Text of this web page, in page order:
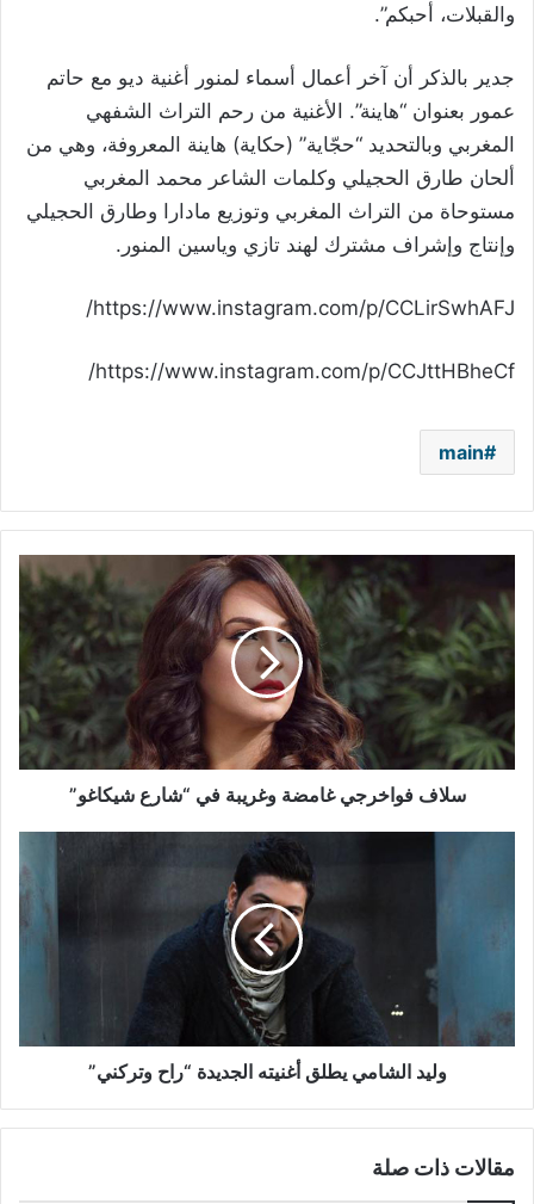
والقبلات، أحبكم”.
جدير بالذكر أن آخر أعمال أسماء لمنور أغنية ديو مع حاتم
عمور بعنوان “هاينة”. الأغنية من رحم التراث الشفهي
المغربي وبالتحديد “حجّاية” (حكاية) هاينة المعروفة، وهي من
ألحان طارق الحجيلي وكلمات الشاعر محمد المغربي
مستوحاة من التراث المغربي وتوزيع مادارا وطارق الحجيلي
وإنتاج وإشراف مشترك لهند تازي وياسين المنور.
https://www.instagram.com/p/CCLirSwhAFJ/
https://www.instagram.com/p/CCJttHBheCf/
main
فواخرجي
غامضة
وغريبة
في
“شارع
شيكاغو”
سلاف فواخرجي غامضة وغريبة في “شارع شيكاغو”
وليد الشامي يطلق أغنيته الجديدة “راح وتركني”
مقالات ذات صلة